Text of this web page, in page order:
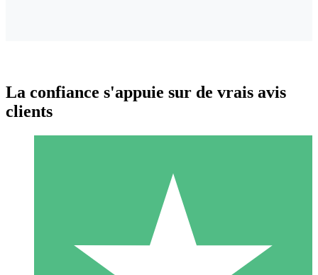
Packs de Crédits Individuels
Payez à l'utilisation avec des crédits de téléchargement. Sans
La confiance s'appuie sur de vrais avis
clients